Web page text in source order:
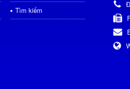
Tìm kiếm